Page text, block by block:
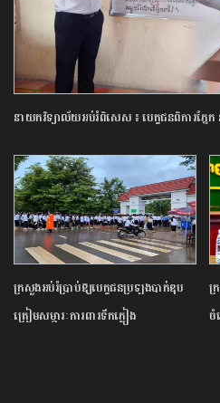
នាយក​វិទ្យាល័យ​អប់រំ​ពិសេស​ ​៖ ​បេក្ខជន​ពិការ​ភ្នែក​
ក្រសួង​អប់រំ​ប្រាប់​ឱ្យ​បេក្ខជន​ប្រឡង​បាក់ឌុប​
ត្រៀម​សម្ភារៈ​ការពារ​ទឹកភ្លៀង​
ក្
ចំ